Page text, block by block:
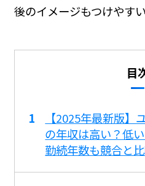
後のイメージもつけやす
目
【2025年最新版】
の年収は高い？低
勤続年数も競合と